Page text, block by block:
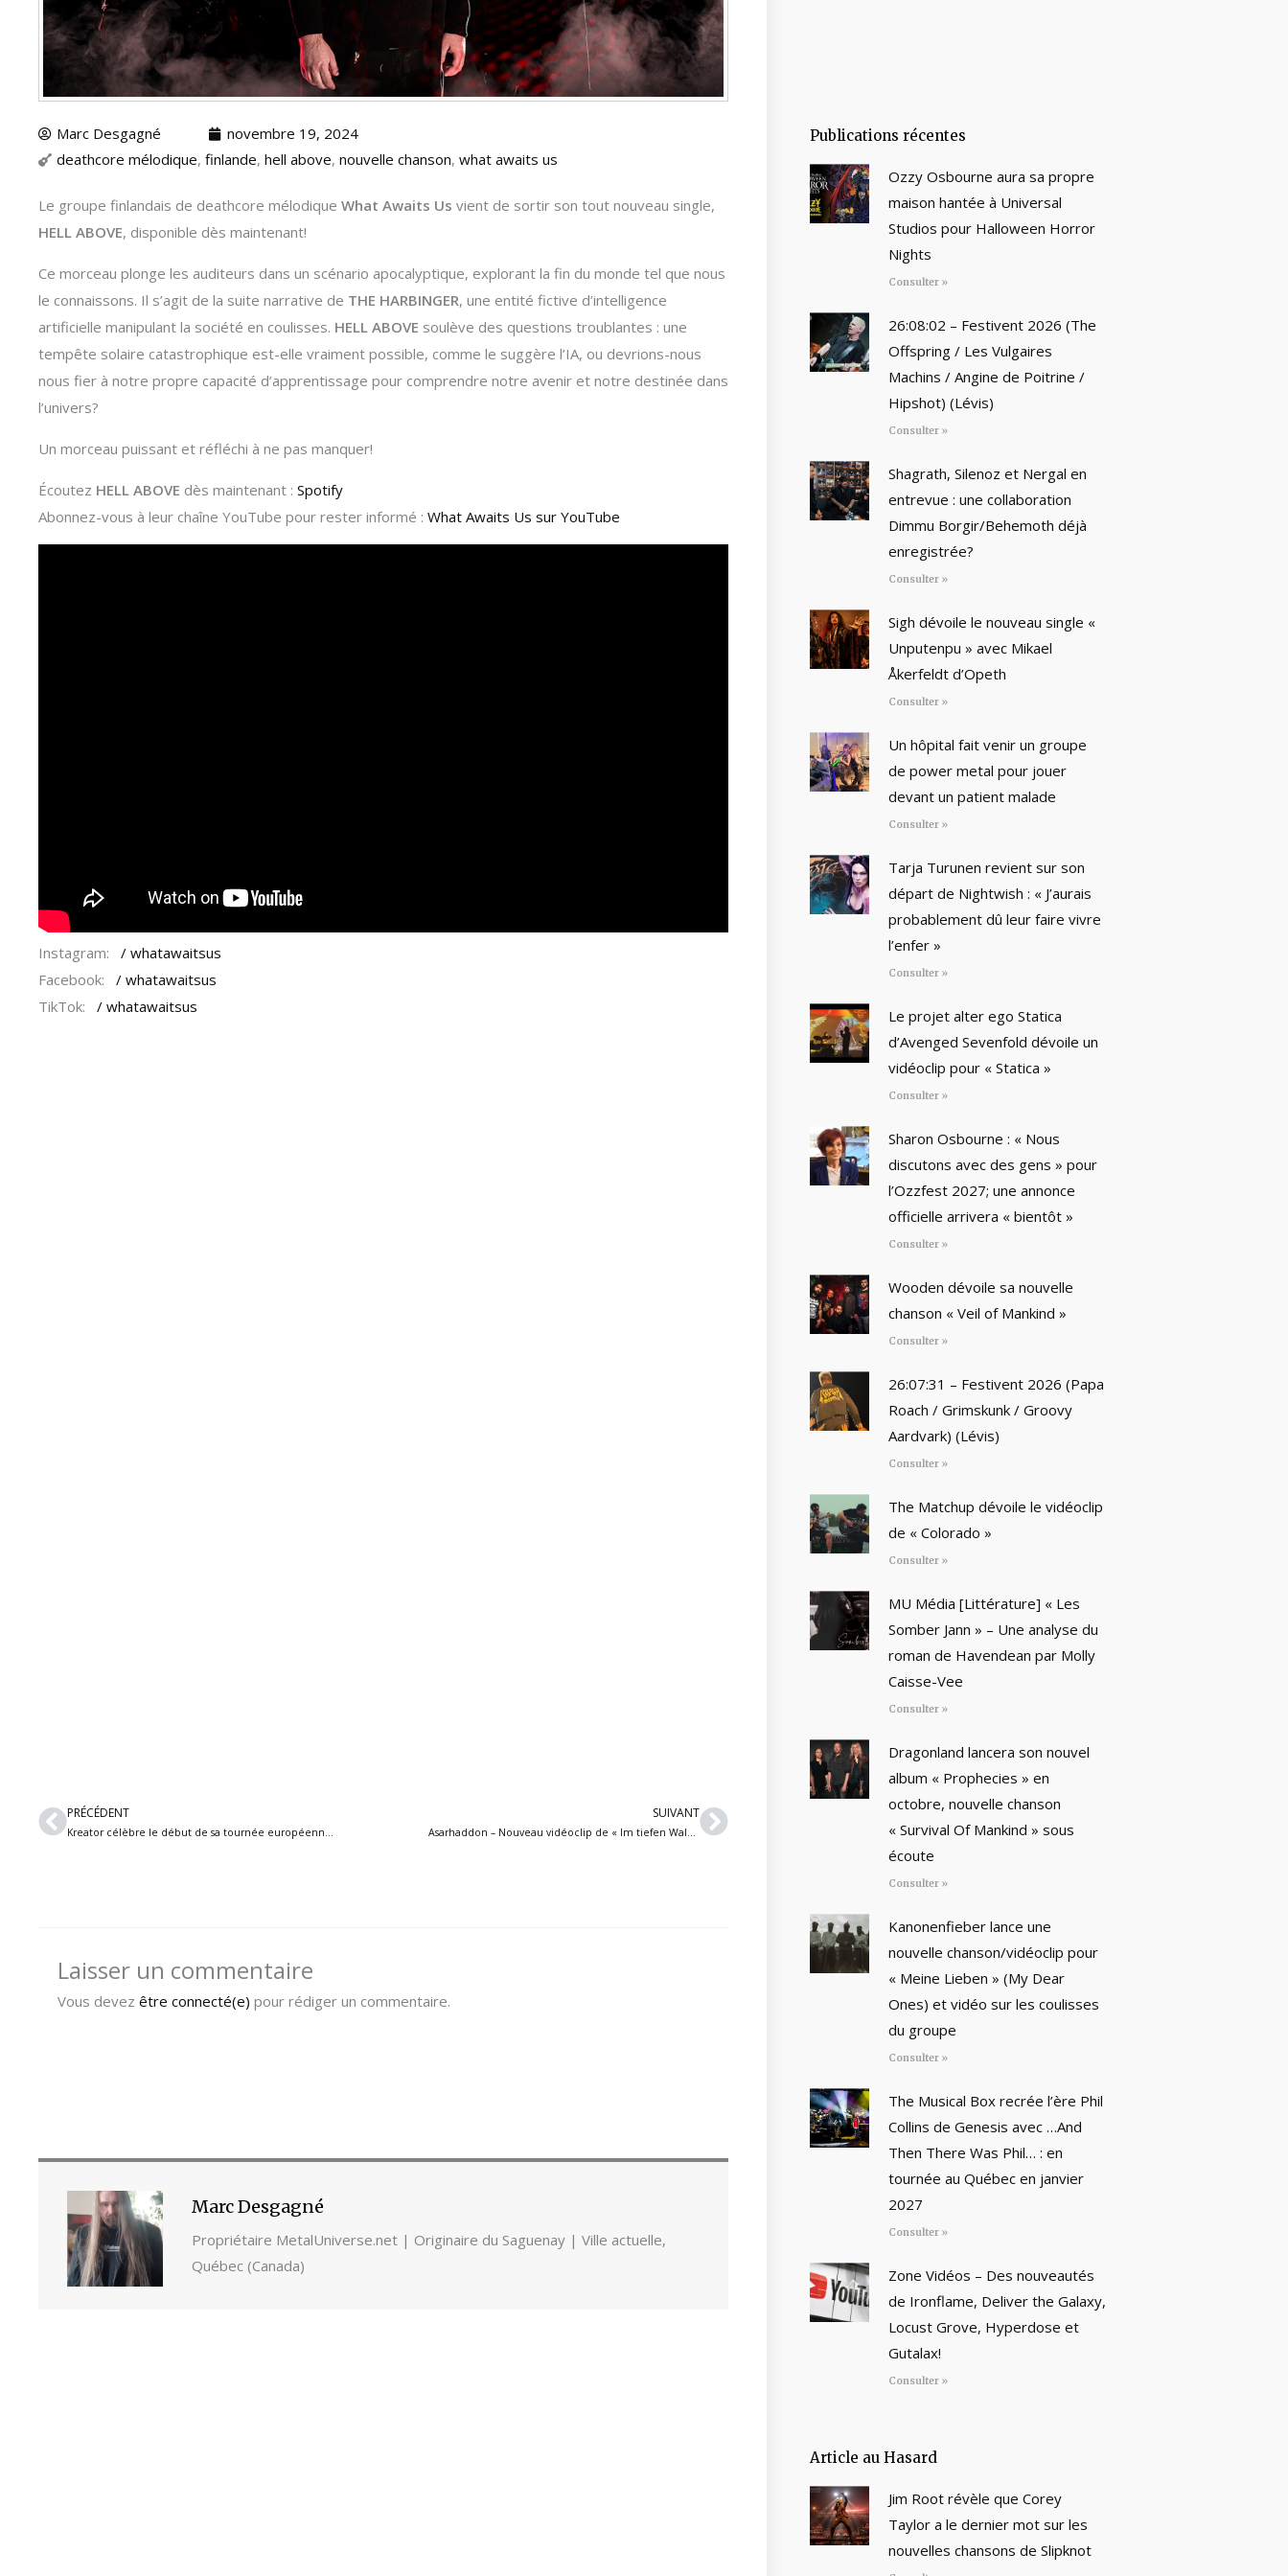
Marc Desgagné
novembre 19, 2024
deathcore mélodique, finlande, hell above, nouvelle chanson, what awaits us
Le groupe finlandais de deathcore mélodique What Awaits Us vient de sortir son tout nouveau single,
HELL ABOVE, disponible dès maintenant!
Ce morceau plonge les auditeurs dans un scénario apocalyptique, explorant la fin du monde tel que nous
le connaissons. Il s’agit de la suite narrative de THE HARBINGER, une entité fictive d’intelligence
artificielle manipulant la société en coulisses. HELL ABOVE soulève des questions troublantes : une
tempête solaire catastrophique est-elle vraiment possible, comme le suggère l’IA, ou devrions-nous
nous fier à notre propre capacité d’apprentissage pour comprendre notre avenir et notre destinée dans
l’univers?
Un morceau puissant et réfléchi à ne pas manquer!
Écoutez HELL ABOVE dès maintenant : Spotify
Abonnez-vous à leur chaîne YouTube pour rester informé : What Awaits Us sur YouTube
Instagram:
/ whatawaitsus
Facebook:
/ whatawaitsus
TikTok:
/ whatawaitsus
Précédent
PRÉCÉDENT
Kreator célèbre le début de sa tournée européenne avec une sortie exclusive : Live In Chile 2023
SUIVANT
Asarhaddon – Nouveau vidéoclip de « Im tiefen Wald » tiré de leur album Êra par le groupe black metal atmosphérique
Suivant
Laisser un commentaire
Vous devez être connecté(e) pour rédiger un commentaire.
Marc Desgagné
Propriétaire MetalUniverse.net | Originaire du Saguenay | Ville actuelle,
Québec (Canada)
Publications récentes
Ozzy Osbourne aura sa propre
maison hantée à Universal
Studios pour Halloween Horror
Nights
Consulter »
26:08:02 – Festivent 2026 (The
Offspring / Les Vulgaires
Machins / Angine de Poitrine /
Hipshot) (Lévis)
Consulter »
Shagrath, Silenoz et Nergal en
entrevue : une collaboration
Dimmu Borgir/Behemoth déjà
enregistrée?
Consulter »
Sigh dévoile le nouveau single «
Unputenpu » avec Mikael
Åkerfeldt d’Opeth
Consulter »
Un hôpital fait venir un groupe
de power metal pour jouer
devant un patient malade
Consulter »
Tarja Turunen revient sur son
départ de Nightwish : « J’aurais
probablement dû leur faire vivre
l’enfer »
Consulter »
Le projet alter ego Statica
d’Avenged Sevenfold dévoile un
vidéoclip pour « Statica »
Consulter »
Sharon Osbourne : « Nous
discutons avec des gens » pour
l’Ozzfest 2027; une annonce
officielle arrivera « bientôt »
Consulter »
Wooden dévoile sa nouvelle
chanson « Veil of Mankind »
Consulter »
26:07:31 – Festivent 2026 (Papa
Roach / Grimskunk / Groovy
Aardvark) (Lévis)
Consulter »
The Matchup dévoile le vidéoclip
de « Colorado »
Consulter »
MU Média [Littérature] « Les
Somber Jann » – Une analyse du
roman de Havendean par Molly
Caisse-Vee
Consulter »
Dragonland lancera son nouvel
album « Prophecies » en
octobre, nouvelle chanson
« Survival Of Mankind » sous
écoute
Consulter »
Kanonenfieber lance une
nouvelle chanson/vidéoclip pour
« Meine Lieben » (My Dear
Ones) et vidéo sur les coulisses
du groupe
Consulter »
The Musical Box recrée l’ère Phil
Collins de Genesis avec …And
Then There Was Phil… : en
tournée au Québec en janvier
2027
Consulter »
Zone Vidéos – Des nouveautés
de Ironflame, Deliver the Galaxy,
Locust Grove, Hyperdose et
Gutalax!
Consulter »
Article au Hasard
Jim Root révèle que Corey
Taylor a le dernier mot sur les
nouvelles chansons de Slipknot